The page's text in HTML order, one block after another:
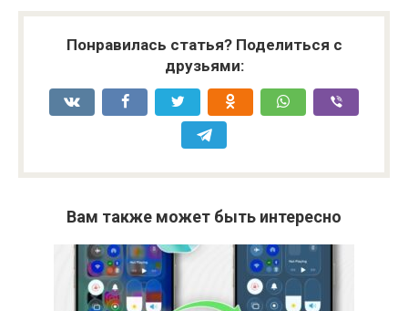
Понравилась статья? Поделиться с
друзьями:
Вам также может быть интересно